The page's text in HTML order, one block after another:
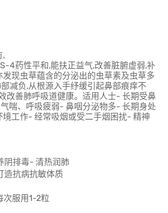
,
4药性平和,能扶正益气,改善脏腑虚弱,补
现虫草蕴含的分泌出的虫草素及虫草多
减负,从根源入手纾缓引起鼻部痕痒不
改善肺呼吸道健康。适用人士- 长期受鼻
喘、呼吸疲弱- 鼻咽分泌物多- 长期身处
工作- 经常吸烟或受二手烟困扰- 精神
阴排毒- 清热润肺
造抗病抗敏体质
次服用1-2粒